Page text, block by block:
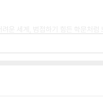
운 세계, 범접하기 힘든 학문처럼
from college?